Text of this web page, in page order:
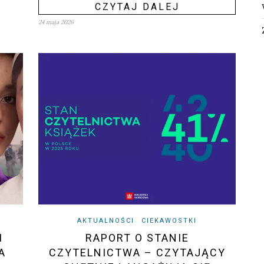
CZYTAJ DALEJ
24 maja 2026
AKTUALNOŚCI CIEKAWOSTKI
RAPORT O STANIE
CZYTELNICTWA – CZYTAJĄCY